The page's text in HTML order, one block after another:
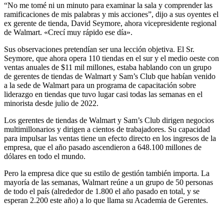
“No me tomé ni un minuto para examinar la sala y comprender las
ramificaciones de mis palabras y mis acciones”, dijo a sus oyentes el
ex gerente de tienda, David Seymore, ahora vicepresidente regional
de Walmart. «Crecí muy rápido ese día».
Sus observaciones pretendían ser una lección objetiva. El Sr.
Seymore, que ahora opera 110 tiendas en el sur y el medio oeste con
ventas anuales de $11 mil millones, estaba hablando con un grupo
de gerentes de tiendas de Walmart y Sam’s Club que habían venido
a la sede de Walmart para un programa de capacitación sobre
liderazgo en tiendas que tuvo lugar casi todas las semanas en el
minorista desde julio de 2022.
Los gerentes de tiendas de Walmart y Sam’s Club dirigen negocios
multimillonarios y dirigen a cientos de trabajadores. Su capacidad
para impulsar las ventas tiene un efecto directo en los ingresos de la
empresa, que el año pasado ascendieron a 648.100 millones de
dólares en todo el mundo.
Pero la empresa dice que su estilo de gestión también importa. La
mayoría de las semanas, Walmart reúne a un grupo de 50 personas
de todo el país (alrededor de 1.800 el año pasado en total, y se
esperan 2.200 este año) a lo que llama su Academia de Gerentes.